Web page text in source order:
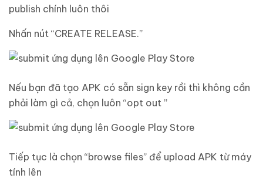
publish chính luôn thôi
Nhấn nút “CREATE RELEASE.”
Nếu bạn đã tạo APK có sẵn sign key rồi thì không cần
phải làm gì cả, chọn luôn “opt out ”
Tiếp tục là chọn “browse files” để upload APK từ máy
tính lên